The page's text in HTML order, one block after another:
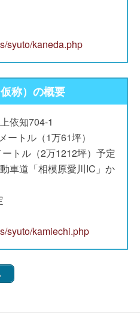
syuto/kaneda.php
称）の概要
依知704-1
ートル（1万61坪）
トル（2万1212坪）予定
車道「相模原愛川IC」か
syuto/kamiechi.php